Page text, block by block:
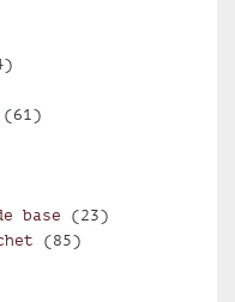
(61)
base (23)
(85)